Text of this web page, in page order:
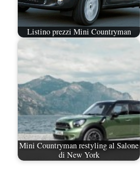
Listino prezzi Mini Countryman
Mini Countryman restyling al Salone
di New York